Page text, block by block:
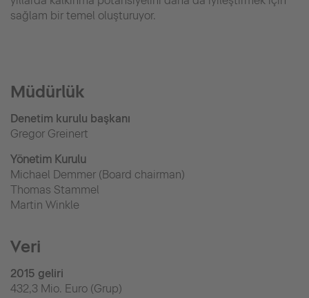
sağlam bir temel oluşturuyor.
Müdürlük
Denetim kurulu başkanı
Gregor Greinert
Yönetim Kurulu
Michael Demmer (Board chairman)
Thomas Stammel
Martin Winkle
Veri
2015 geliri
432,3 Mio. Euro (Grup)